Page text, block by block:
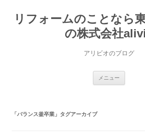
テリフォームのことなら
の株式会社
アリビオのブログ
メニュー
「バランス釜卒業 」タグアーカイブ